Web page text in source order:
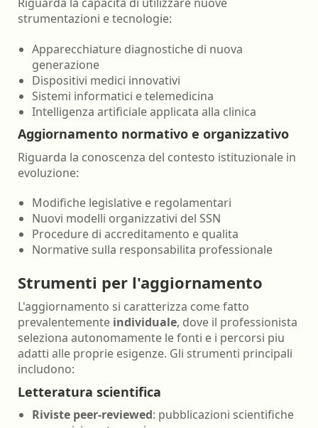
strumentazioni e tecnologie:
Apparecchiature diagnostiche di nuova
generazione
Dispositivi medici innovativi
Sistemi informatici e telemedicina
Intelligenza artificiale applicata alla clinica
Aggiornamento normativo e organizzativo
Riguarda la conoscenza del contesto istituzionale in
evoluzione:
Modifiche legislative e regolamentari
Nuovi modelli organizzativi del SSN
Procedure di accreditamento e qualita
Normative sulla responsabilita professionale
Strumenti per l'aggiornamento
L'aggiornamento si caratterizza come fatto
prevalentemente individuale, dove il professionista
seleziona autonomamente le fonti e i percorsi piu
adatti alle proprie esigenze. Gli strumenti principali
includono:
Letteratura scientifica
Riviste peer-reviewed: pubblicazioni scientifiche